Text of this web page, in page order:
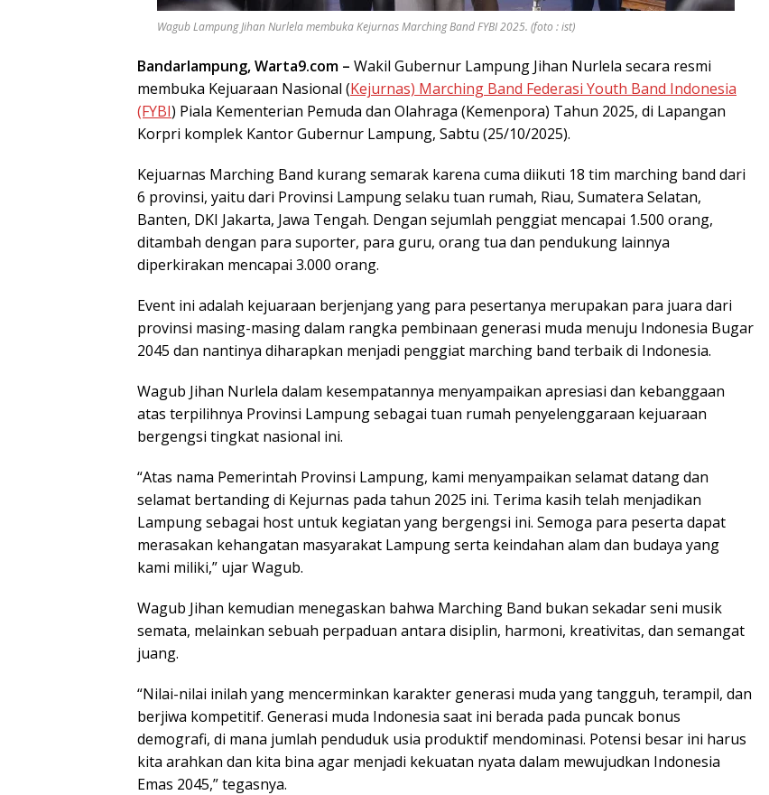
Wagub Lampung Jihan Nurlela membuka Kejurnas Marching Band FYBI 2025. (foto : ist)
Bandarlampung, Warta9.com – Wakil Gubernur Lampung Jihan Nurlela secara resmi
membuka Kejuaraan Nasional (Kejurnas) Marching Band Federasi Youth Band Indonesia
(FYBI) Piala Kementerian Pemuda dan Olahraga (Kemenpora) Tahun 2025, di Lapangan
Korpri komplek Kantor Gubernur Lampung, Sabtu (25/10/2025).
Kejuarnas Marching Band kurang semarak karena cuma diikuti 18 tim marching band dari
6 provinsi, yaitu dari Provinsi Lampung selaku tuan rumah, Riau, Sumatera Selatan,
Banten, DKI Jakarta, Jawa Tengah. Dengan sejumlah penggiat mencapai 1.500 orang,
ditambah dengan para suporter, para guru, orang tua dan pendukung lainnya
diperkirakan mencapai 3.000 orang.
Event ini adalah kejuaraan berjenjang yang para pesertanya merupakan para juara dari
provinsi masing-masing dalam rangka pembinaan generasi muda menuju Indonesia Bugar
2045 dan nantinya diharapkan menjadi penggiat marching band terbaik di Indonesia.
Wagub Jihan Nurlela dalam kesempatannya menyampaikan apresiasi dan kebanggaan
atas terpilihnya Provinsi Lampung sebagai tuan rumah penyelenggaraan kejuaraan
bergengsi tingkat nasional ini.
“Atas nama Pemerintah Provinsi Lampung, kami menyampaikan selamat datang dan
selamat bertanding di Kejurnas pada tahun 2025 ini. Terima kasih telah menjadikan
Lampung sebagai host untuk kegiatan yang bergengsi ini. Semoga para peserta dapat
merasakan kehangatan masyarakat Lampung serta keindahan alam dan budaya yang
kami miliki,” ujar Wagub.
Wagub Jihan kemudian menegaskan bahwa Marching Band bukan sekadar seni musik
semata, melainkan sebuah perpaduan antara disiplin, harmoni, kreativitas, dan semangat
juang.
“Nilai-nilai inilah yang mencerminkan karakter generasi muda yang tangguh, terampil, dan
berjiwa kompetitif. Generasi muda Indonesia saat ini berada pada puncak bonus
demografi, di mana jumlah penduduk usia produktif mendominasi. Potensi besar ini harus
kita arahkan dan kita bina agar menjadi kekuatan nyata dalam mewujudkan Indonesia
Emas 2045,” tegasnya.